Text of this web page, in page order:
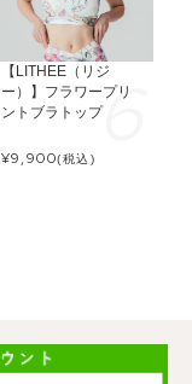
【LITHEE（リジ
ー）】フラワープリ
ントブラトップ
¥9,900(税込)